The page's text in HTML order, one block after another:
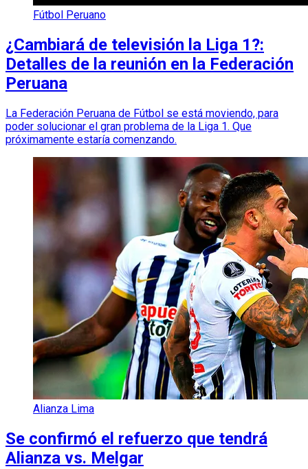
Fútbol Peruano
¿Cambiará de televisión la Liga 1?:
Detalles de la reunión en la Federación
Peruana
La Federación Peruana de Fútbol se está moviendo, para
poder solucionar el gran problema de la Liga 1. Que
próximamente estaría comenzando.
Alianza Lima
Se confirmó el refuerzo que tendrá
Alianza vs. Melgar